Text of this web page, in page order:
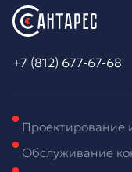
+7 (812) 677-67-68
Проектирование
Обслуживание